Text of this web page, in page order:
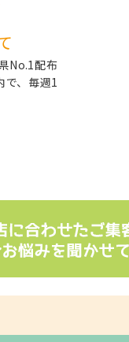
No.1配布
で、毎週1